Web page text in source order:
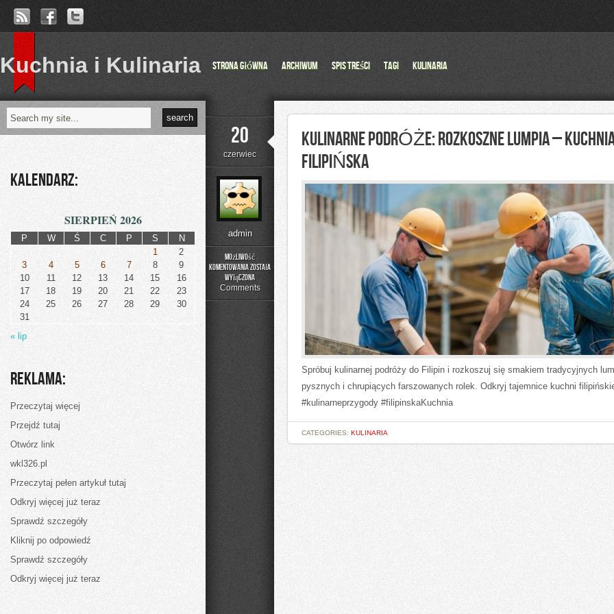
Kuchnia i Kulinaria Strona główna Archiwum Spis Treści Tagi Kulinaria
20
czerwiec
admin
Możliwość
komentowania
Kulinarne
podróże:
Rozkoszne
kuchnia
została
wyłączona
Comments
KULINARNE PODRÓŻE: ROZKOSZNE LUMPIA –
FILIPIŃSKA
Spróbuj kulinarnej podróży do Filipin i rozkoszuj się smakiem tradycyjnych
pysznych i chrupiących farszowanych rolek. Odkryj tajemnice kuchni
#kulinarneprzygody #filipinskaKuchnia
CATEGORIES: KULINARIA
Kalendarz:
SIERPIEŃ 2026
P W Ś C P S
N
1
2
3
4 5 6 7 8
9
10
11 12 13 14 15
16
17
18 19 20 21 22
23
24
25 26 27 28 29
30
31
« lip
Reklama:
Przeczytaj więcej
Przejdź tutaj
Otwórz link
wkl326.pl
Przeczytaj pełen artykuł tutaj
Odkryj więcej już teraz
Sprawdź szczegóły
Kliknij po odpowiedź
Sprawdź szczegóły
Odkryj więcej już teraz